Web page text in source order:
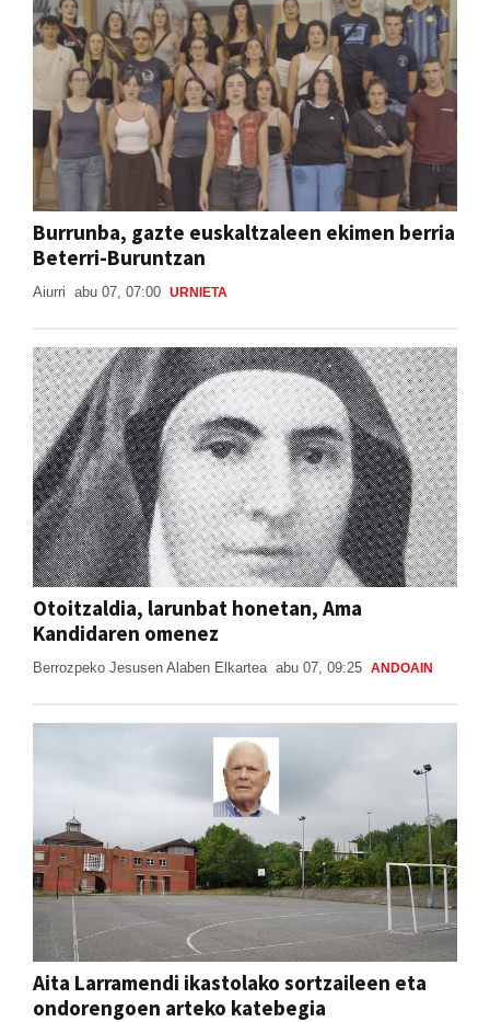
Burrunba, gazte euskaltzaleen ekimen berria
Beterri-Buruntzan
Aiurri abu 07, 07:00 URNIETA
Otoitzaldia, larunbat honetan, Ama
Kandidaren omenez
Berrozpeko Jesusen Alaben Elkartea abu 07, 09:25 ANDOAIN
Aita Larramendi ikastolako sortzaileen eta
ondorengoen arteko katebegia